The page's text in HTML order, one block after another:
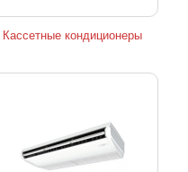
Кассетные кондиционеры